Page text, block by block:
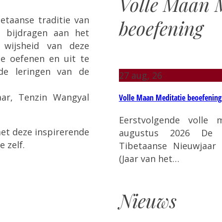
traditie van
bijdragen aan het
van deze
oefenen en uit te
leringen van de
Tenzin Wangyal
deze inspirerende
zelf.
beoefening
27 aug, 26
Volle Maan Meditatie beoefening
Eerstvolgende volle
augustus 2026
Tibetaanse
(Jaar van het…
Nieuws